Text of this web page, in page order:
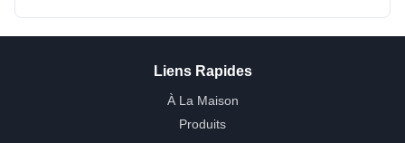
Liens Rapides
À La Maison
Produits